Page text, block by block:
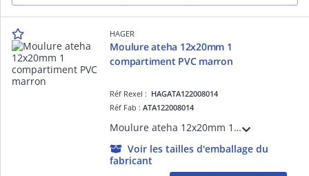
HAGER
Moulure ateha 12x20mm 1
compartiment PVC marron
Réf Rexel : HAGATA122008014
Réf Fab :ATA122008014
Moulure ateha 12x20mm 1 compartiment PVC marron
Voir les tailles d'emballage du
fabricant